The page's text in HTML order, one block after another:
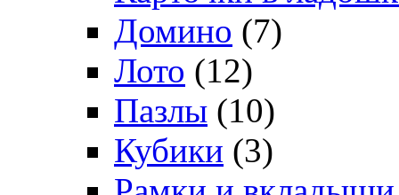
Домино (7)
Лото (12)
Пазлы (10)
Кубики (3)